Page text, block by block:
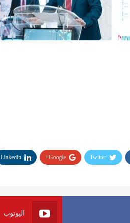
Twitter
Google+
Linkedin
اليوتوب